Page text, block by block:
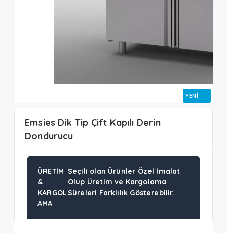
YENI
Emsies Dik Tip Çift Kapılı Derin
Dondurucu
ÜRETIM
&
KARGOL
AMA
Seçili olan Ürünler Özel İmalat
Olup Üretim ve Kargolama
Süreleri Farklılık Gösterebilir.